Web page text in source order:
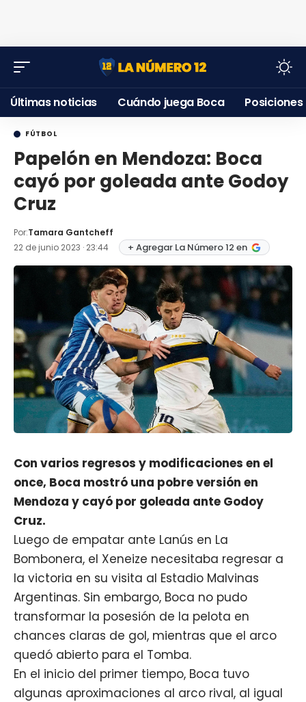
Últimas noticias Cuándo juega Boca Posiciones
FÚTBOL
Papelón en Mendoza: Boca
cayó por goleada ante Godoy
Cruz
Por:Tamara Gantcheff
22 de junio 2023 · 23:44
+ Agregar La Número 12 en
Con varios regresos y modificaciones en el
once, Boca mostró una pobre versión en
Mendoza y cayó por goleada ante Godoy
Cruz.
Luego de empatar ante Lanús en La
Bombonera, el Xeneize necesitaba regresar a
la victoria en su visita al Estadio Malvinas
Argentinas. Sin embargo, Boca no pudo
transformar la posesión de la pelota en
chances claras de gol, mientras que el arco
quedó abierto para el Tomba.
En el inicio del primer tiempo, Boca tuvo
algunas aproximaciones al arco rival, al igual